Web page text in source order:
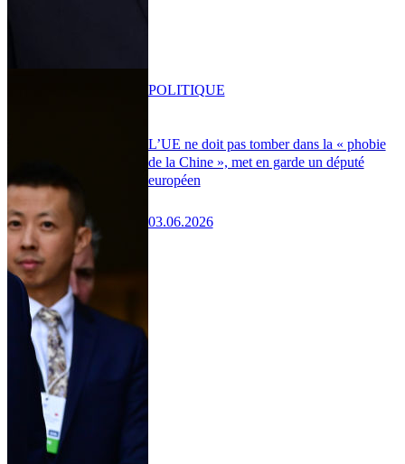
L’UE ne doit pas tomber dans la « phobie
de la Chine », met en garde un député
européen
03.06.2026
POLITIQUE